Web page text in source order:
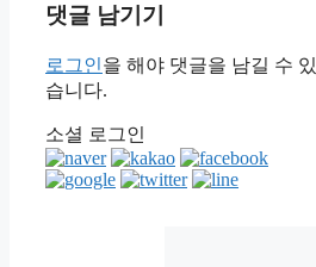
댓글 남기기
로그인을 해야 댓글을 남길 수 있
습니다.
소셜 로그인